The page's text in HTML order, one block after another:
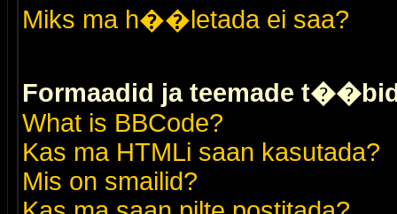
Miks ma h��letada ei saa?
Formaadid ja teemade
What is BBCode?
Kas ma HTMLi saan kasutada?
Mis on smailid?